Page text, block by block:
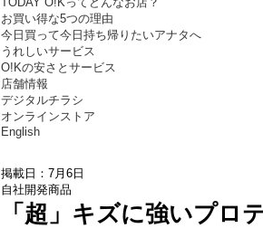
お買い得な5つの理由
今日買って今日持ち帰りたいアナタへ
うれしいサービス
O!Kの安さとサービス
店舗情報
デジタルチラシ
オンラインストア
English
掲載日：7月6日
自社開発商品
「超」キズに強いプロ